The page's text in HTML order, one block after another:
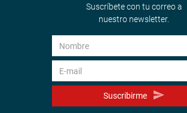
Suscríbete con tu correo a
nuestro newsletter.
Suscribirme